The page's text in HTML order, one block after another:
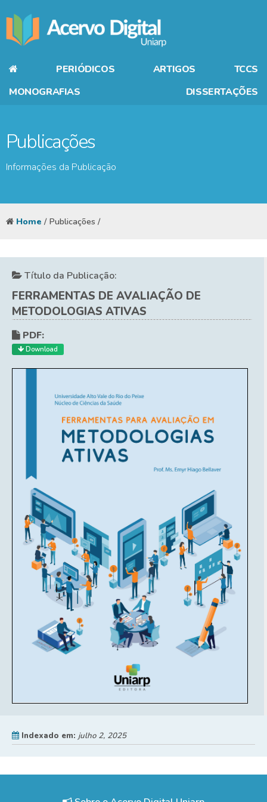
PERIÓDICOS ARTIGOS
TCCS
MONOGRAFIAS
DISSERTAÇÕES
Publicações
Informações da Publicação
Home / Publicações /
Título da Publicação:
FERRAMENTAS DE AVALIAÇÃO DE
METODOLOGIAS ATIVAS
PDF:
Download
Indexado em: julho 2, 2025